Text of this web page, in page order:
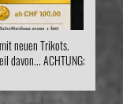
neuen Trikots.
davon... ACHTUNG: